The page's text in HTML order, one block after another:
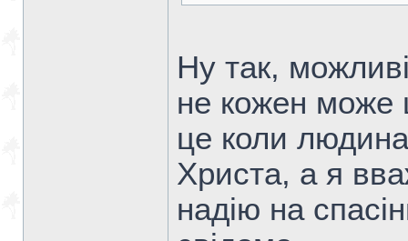
Ну так,
не кожен може
це коли
Христа, а я
надію на